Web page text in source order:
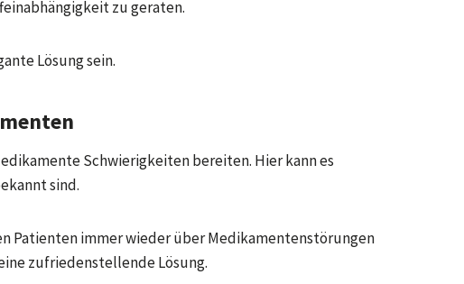
zu geraten.
Lösung sein.
Schwierigkeiten bereiten. Hier kann es
sind.
Patienten immer wieder über Medikamentenstörungen
zufriedenstellende Lösung.